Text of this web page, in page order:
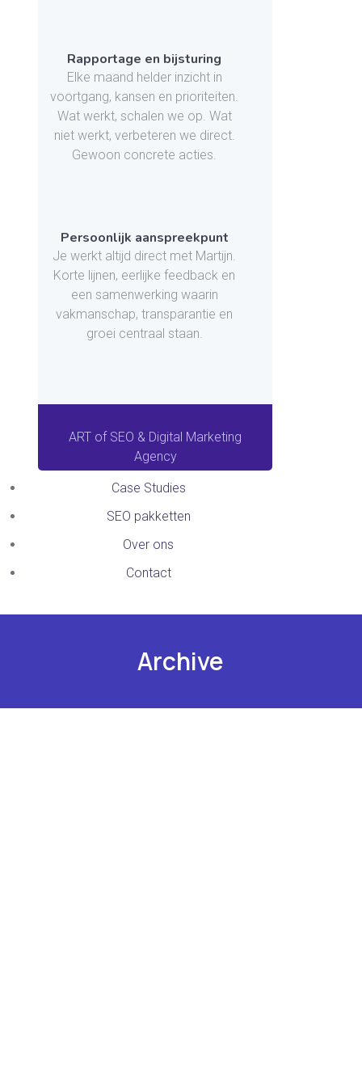
Rapportage en bijsturing
Elke maand helder inzicht in
voortgang, kansen en prioriteiten.
Wat werkt, schalen we op. Wat
niet werkt, verbeteren we direct.
Gewoon concrete acties.
Persoonlijk aanspreekpunt
Je werkt altijd direct met Martijn.
Korte lijnen, eerlijke feedback en
een samenwerking waarin
vakmanschap, transparantie en
groei centraal staan.
ART of SEO & Digital Marketing
Agency
Case Studies
SEO pakketten
Over ons
Contact
Archive